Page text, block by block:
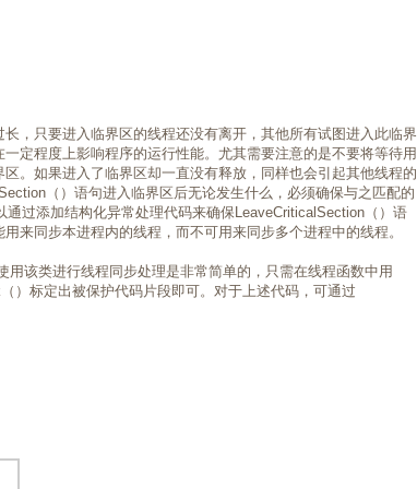
只要进入临界区的线程还没有离开，其他所有试图进入此临界
定程度上影响程序的运行性能。尤其需要注意的是不要将等待用
。如果进入了临界区却一直没有释放，同样也会引起其他线程的
（）语句进入临界区后无论发生什么，必须确保与之匹配的
过添加结构化异常处理代码来确保LeaveCriticalSection（）语
来同步本进程内的线程，而不可用来同步多个进程中的线程。
用该类进行线程同步处理是非常简单的，只需在线程函数中用
）标定出被保护代码片段即可。对于上述代码，可通过